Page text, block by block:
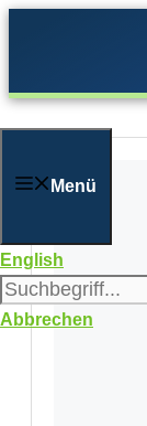
Menü
English
Abbrechen